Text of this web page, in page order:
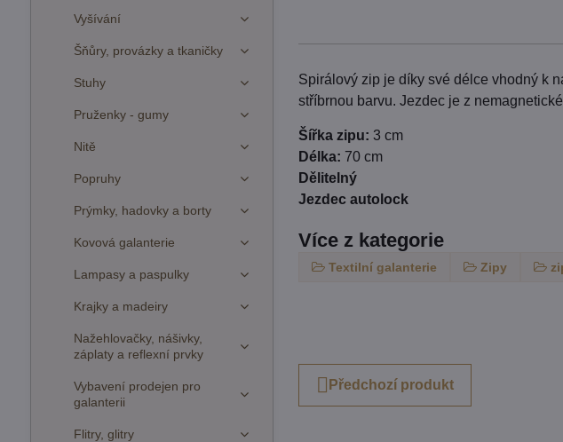
Spirálový zip je díky své délce vhodný k
stříbrnou barvu. Jezdec je z
Šířka zipu: 3 cm
Délka: 70 cm
Dělitelný
Jezdec autolock
Více z kategorie
Textilní galanterie Zipy
Předchozí produkt
Vyšívání
Šňůry, provázky a tkaničky
Stuhy
Pruženky - gumy
Nitě
Popruhy
Prýmky, hadovky a borty
Kovová galanterie
Lampasy a paspulky
Krajky a madeiry
Nažehlovačky, nášivky,
záplaty a reflexní prvky
Vybavení prodejen pro
galanterii
Flitry, glitry